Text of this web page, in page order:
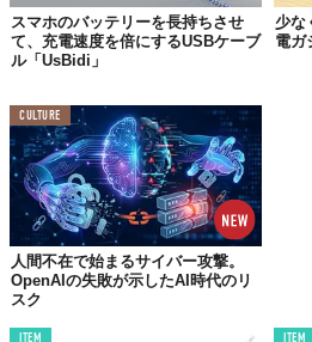
未来感あふれる独創的な新形状とコン
SPOT PLUG +C」。さまざまなシーン
を感じさせてくれそうだ。
スマホのバッテリーを長持ちさせ
て、充電速度を倍にするUSBケーブ
ル「UsBidi」
少な
電ガ
CULTURE
人間不在で始まるサイバー攻撃。
OpenAIの失敗が示したAI時代のリ
スク